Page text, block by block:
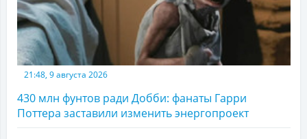
21:48, 9 августа 2026
430 млн фунтов ради Добби: фанаты Гарри
Поттера заставили изменить энергопроект